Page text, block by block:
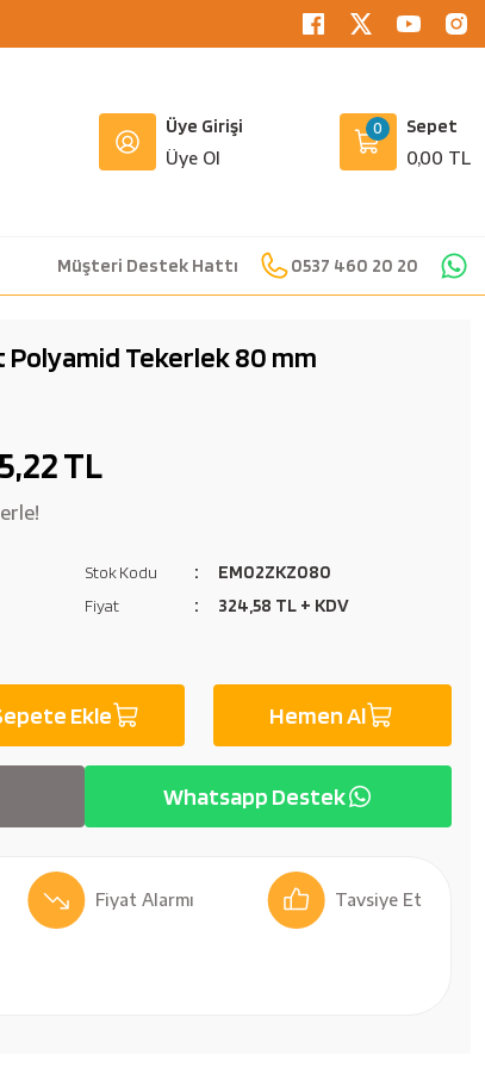
Üye Girişi
Üye Ol
Sepet
0,00 TL
0
Müşteri Destek Hattı 0537 460 20 20
Polyamid Tekerlek 80 mm
TL
Stok Kodu EM02ZKZ080
Fiyat 324,58 TL + KDV
Ekle Hemen Al
Whatsapp Destek
Fiyat Alarmı Tavsiye Et